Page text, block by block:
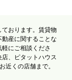
おります。賃貸物
産に関することな
にご相談くださ
、ピタットハウス
近くの店舗まで。